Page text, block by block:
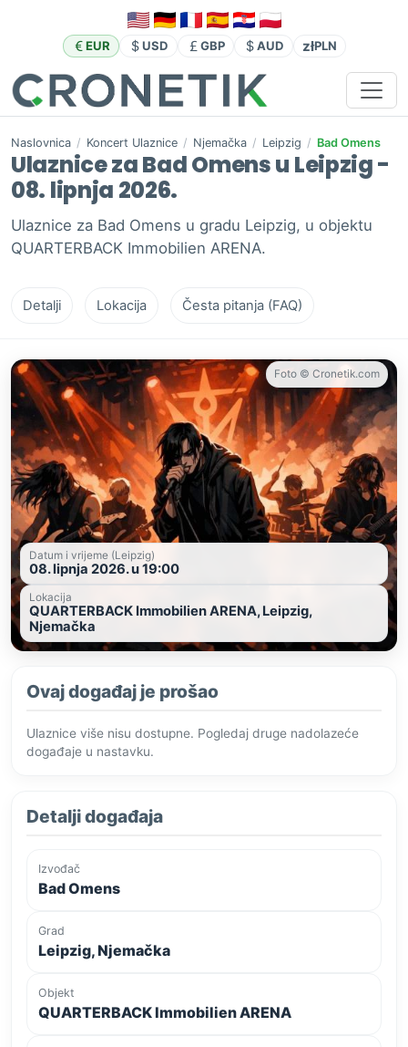
EUR USD GBP AUD złPLN
Naslovnica / Koncert Ulaznice / Njemačka / Leipzig / Bad Omens
Ulaznice za Bad Omens u Leipzig -
08. lipnja 2026.
Ulaznice za Bad Omens u gradu Leipzig, u objektu
QUARTERBACK Immobilien ARENA.
Detalji Lokacija Česta pitanja (FAQ)
Foto © Cronetik.com
Datum i vrijeme (Leipzig)
08. lipnja 2026. u 19:00
Lokacija
QUARTERBACK Immobilien ARENA, Leipzig,
Njemačka
Ovaj događaj je prošao
Ulaznice više nisu dostupne. Pogledaj druge nadolazeće
događaje u nastavku.
Detalji događaja
Izvođač
Bad Omens
Grad
Leipzig, Njemačka
Objekt
QUARTERBACK Immobilien ARENA